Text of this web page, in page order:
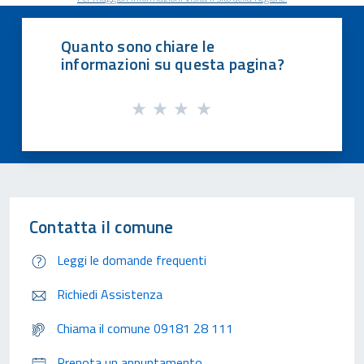
Quanto sono chiare le
informazioni su questa pagina?
Contatta il comune
Leggi le domande frequenti
Richiedi Assistenza
Chiama il comune 09181 28 111